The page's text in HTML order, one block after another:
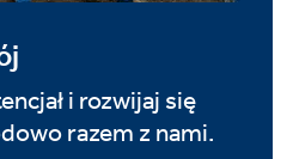
i rozwijaj się
razem z nami.